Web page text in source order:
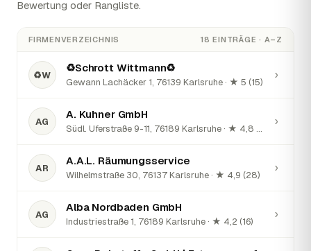
Bewertung oder Rangliste.
FIRMENVERZEICHNIS 18 EINTRÄGE · A–Z
♻W
♻️Schrott Wittmann♻️
Gewann Lachäcker 1, 76139 Karlsruhe · ★ 5 (15)
›
AG
A. Kuhner GmbH
Südl. Uferstraße 9-11, 76189 Karlsruhe · ★ 4,8 (73)
›
AR
A.A.L. Räumungsservice
Wilhelmstraße 30, 76137 Karlsruhe · ★ 4,9 (28)
›
AG
Alba Nordbaden GmbH
Industriestraße 1, 76189 Karlsruhe · ★ 4,2 (16)
›